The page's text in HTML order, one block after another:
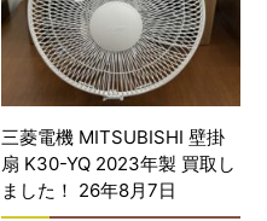
三菱電機 MITSUBISHI 壁掛
扇 K30-YQ 2023年製 買取し
ました！ 26年8月7日